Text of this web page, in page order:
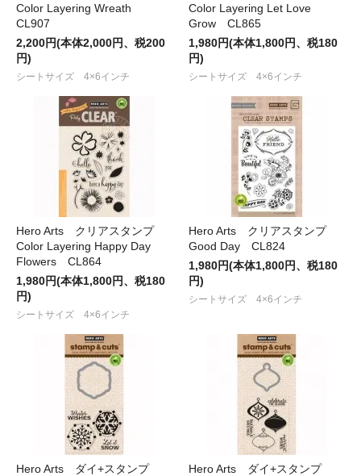
Color Layering Wreath
CL907
2,200円(本体2,000円、税200
円)
シートサイズ 4×6インチ
Color Layering Let Love
Grow CL865
1,980円(本体1,800円、税180
円)
シートサイズ 4×6インチ
Hero Arts クリアスタンプ
Color Layering Happy Day
Flowers CL864
1,980円(本体1,800円、税180
円)
シートサイズ 4×6インチ
Hero Arts クリアスタンプ
Good Day CL824
1,980円(本体1,800円、税180
円)
シートサイズ 4×6インチ
Hero Arts ダイ+スタンプ
Hero Arts ダイ+スタンプ